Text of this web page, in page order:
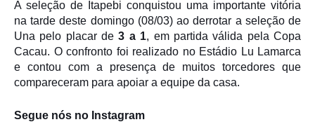
A seleção de Itapebi conquistou uma importante vitória
na tarde deste domingo (08/03) ao derrotar a seleção de
Una pelo placar de3 a 1, em partida válida pelaCopa
Cacau. O confronto foi realizado no Estádio Lu Lamarca
e contou com a presença de muitos torcedores que
compareceram para apoiar a equipe da casa.
Segue nós no Instagram